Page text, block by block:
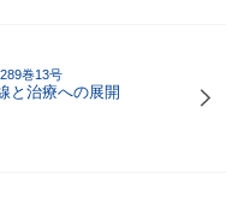
巻13号
と治療への展開